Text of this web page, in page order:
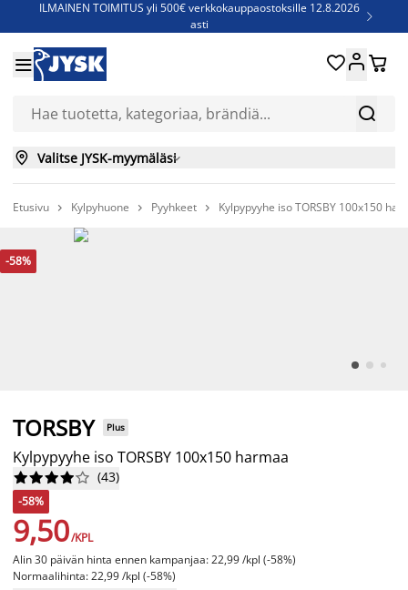
ILMAINEN TOIMITUS yli 500€ verkkokauppaostoksille 12.8.2026
asti

Jenkkisänkyjä - Säästä jopa 60%


 
 Valitse JYSK-myymäläsi
Etusivu  Kylpyhuone  Pyyhkeet  Kylpypyyhe iso TORSBY 100x150
-58%
TORSBY Plus
Kylpypyyhe iso TORSBY 100x150 harmaa





 (43)
-58%
9,50/KPL
Alin 30 päivän hinta ennen kampanjaa: 22,99 /kpl (-58%)
Normaalihinta: 22,99 /kpl (-58%)